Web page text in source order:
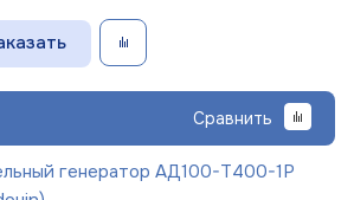
Сравнить
генератор АД100-Т400-1Р